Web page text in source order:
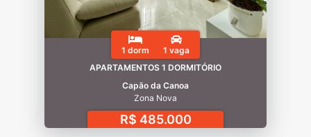
1 dorm
1 vaga
APARTAMENTOS 1 DORMITÓRIO
Capão da Canoa
Zona Nova
R$ 485.000